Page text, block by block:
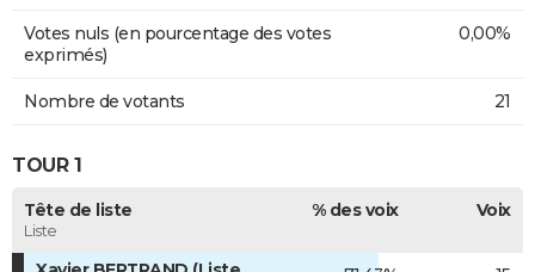
Votes nuls (en pourcentage des votes
exprimés)
0,00%
Nombre de votants 21
TOUR 1
Tête de liste
Liste
% des voix Voix